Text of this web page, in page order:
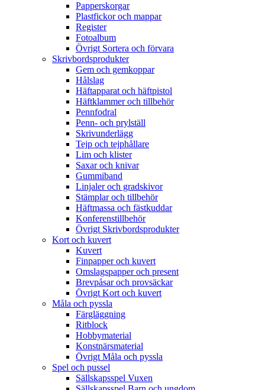
Papperskorgar
Plastfickor och mappar
Register
Fotoalbum
Övrigt Sortera och förvara
Skrivbordsprodukter
Gem och gemkoppar
Hålslag
Häftapparat och häftpistol
Häftklammer och tillbehör
Pennfodral
Penn- och prylställ
Skrivunderlägg
Tejp och tejphållare
Lim och klister
Saxar och knivar
Gummiband
Linjaler och gradskivor
Stämplar och tillbehör
Häftmassa och fästkuddar
Konferenstillbehör
Övrigt Skrivbordsprodukter
Kort och kuvert
Kuvert
Finpapper och kuvert
Omslagspapper och present
Brevpåsar och provsäckar
Övrigt Kort och kuvert
Måla och pyssla
Färgläggning
Ritblock
Hobbymaterial
Konstnärsmaterial
Övrigt Måla och pyssla
Spel och pussel
Sällskapsspel Vuxen